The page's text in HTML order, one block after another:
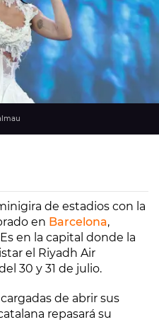
de estadios con la
en Barcelona,
en la capital donde la
el Riyadh Air
30 y 31 de julio.
de abrir sus
repasará su